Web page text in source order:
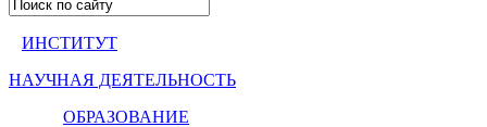
ИНСТИТУТ
НАУЧНАЯ ДЕЯТЕЛЬНОСТЬ
ОБРАЗОВАНИЕ